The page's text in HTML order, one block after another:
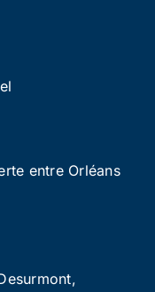
entre Orléans